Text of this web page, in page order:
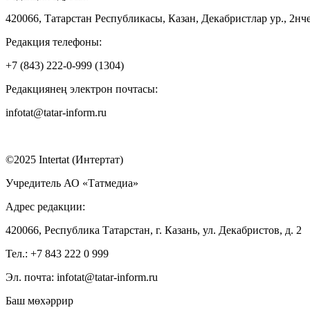
420066, Татарстан Республикасы, Казан, Декабристлар ур.,
Редакция телефоны:
+7 (843) 222-0-999 (1304)
Редакциянең электрон почтасы:
infotat@tatar-inform.ru
©2025 Intertat (Интертат)
Учредитель АО «Татмедиа»
Адрес редакции:
420066, Республика Татарстан, г. Казань, ул. Декабристов, д. 2
Тел.: +7 843 222 0 999
Эл. почта: infotat@tatar-inform.ru
Баш мөхәррир